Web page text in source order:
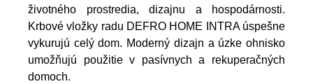
životného prostredia, dizajnu a hospodárnosti.
Krbové vložky radu DEFRO HOME INTRA úspešne
vykurujú celý dom. Moderný dizajn a úzke ohnisko
umožňujú použitie v pasívnych a rekuperačných
domoch.